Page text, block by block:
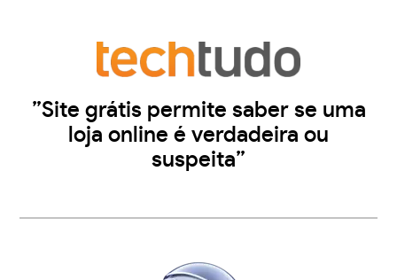
”Site grátis permite saber se uma
loja online é verdadeira ou
suspeita”